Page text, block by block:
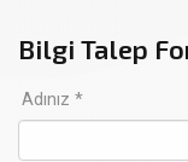
Bilgi Talep
Adınız *